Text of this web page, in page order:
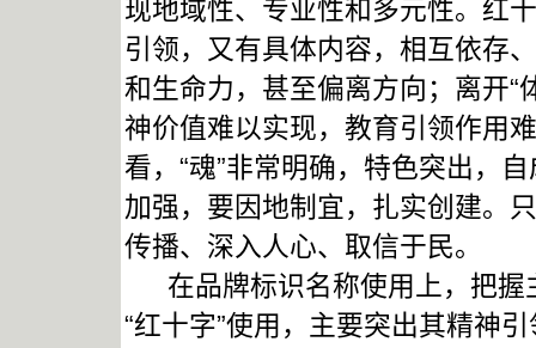
现地域性、专业性和多元性。红
引领，又有具体内容，相互依存
和生命力，甚至偏离方向；离开“
神价值难以实现，教育引领作用
看，“魂”非常明确，特色突出，
加强，要因地制宜，扎实创建。
传播、深入人心、取信于民。
在品牌标识名称使用上，把握
“红十字”使用，主要突出其精神